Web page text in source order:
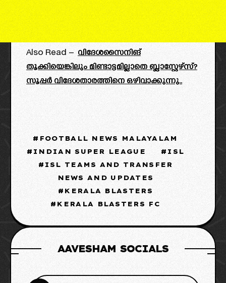
Also Read – വിദേശസൈനിങ്
തൂക്കിയെങ്കിലും മിണ്ടാട്ടമില്ലാതെ ബ്ലാസ്റ്റേഴ്‌സ്?
സൂപ്പർ വിദേശതാരത്തിനെ ഒഴിവാക്കുന്നു..
FOOTBALL NEWS MALAYALAM
INDIAN SUPER LEAGUE
ISL
ISL TEAMS AND TRANSFER
NEWS AND UPDATES
KERALA BLASTERS
KERALA BLASTERS FC
AAVESHAM SOCIALS